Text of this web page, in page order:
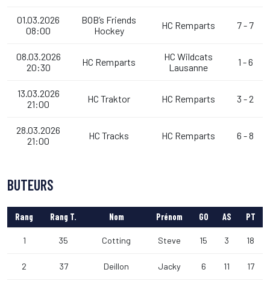
01.03.2026
08:00
BOB’s Friends
Hockey
HC Remparts 7 - 7
08.03.2026
20:30
HC Remparts
HC Wildcats
Lausanne
1 - 6
13.03.2026
21:00
HC Traktor HC Remparts 3 - 2
28.03.2026
21:00
HC Tracks HC Remparts 6 - 8
BUTEURS
Rang Rang T. Nom Prénom GO AS PT
1 35 Cotting Steve 15 3 18
2 37 Deillon Jacky 6 11 17